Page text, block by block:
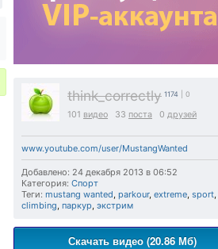
think_correctly 1174 | 0
101 видео 33 поста 0 друзей
www.youtube.com/user/MustangWanted
Добавлено: 24 декабря 2013 в 06:52
Категория: Спорт
Теги: mustang wanted, parkour, extreme, sport,
climbing, паркур, экстрим
Скачать видео (20.86 Мб)